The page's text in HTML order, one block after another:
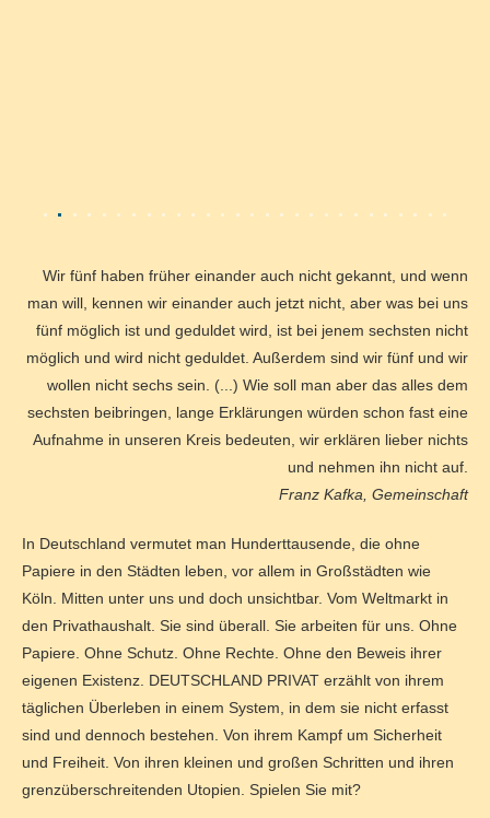
Wir fünf haben früher einander auch nicht gekannt, und wenn
man will, kennen wir einander auch jetzt nicht, aber was bei uns
fünf möglich ist und geduldet wird, ist bei jenem sechsten nicht
möglich und wird nicht geduldet. Außerdem sind wir fünf und wir
wollen nicht sechs sein. (...) Wie soll man aber das alles dem
sechsten beibringen, lange Erklärungen würden schon fast eine
Aufnahme in unseren Kreis bedeuten, wir erklären lieber nichts
und nehmen ihn nicht auf.
Franz Kafka, Gemeinschaft
In Deutschland vermutet man Hunderttausende, die ohne
Papiere in den Städten leben, vor allem in Großstädten wie
Köln. Mitten unter uns und doch unsichtbar. Vom Weltmarkt in
den Privathaushalt. Sie sind überall. Sie arbeiten für uns. Ohne
Papiere. Ohne Schutz. Ohne Rechte. Ohne den Beweis ihrer
eigenen Existenz. DEUTSCHLAND PRIVAT erzählt von ihrem
täglichen Überleben in einem System, in dem sie nicht erfasst
sind und dennoch bestehen. Von ihrem Kampf um Sicherheit
und Freiheit. Von ihren kleinen und großen Schritten und ihren
grenzüberschreitenden Utopien. Spielen Sie mit?